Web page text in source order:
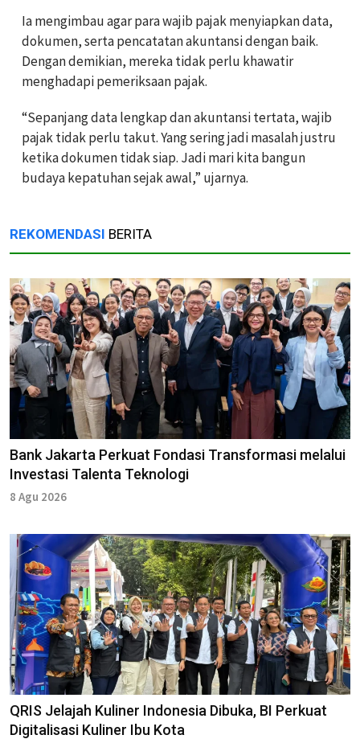
Ia mengimbau agar para wajib pajak menyiapkan data,
dokumen, serta pencatatan akuntansi dengan baik.
Dengan demikian, mereka tidak perlu khawatir
menghadapi pemeriksaan pajak.
“Sepanjang data lengkap dan akuntansi tertata, wajib
pajak tidak perlu takut. Yang sering jadi masalah justru
ketika dokumen tidak siap. Jadi mari kita bangun
budaya kepatuhan sejak awal,” ujarnya.
REKOMENDASI BERITA
Bank Jakarta Perkuat Fondasi Transformasi melalui
Investasi Talenta Teknologi
8 Agu 2026
QRIS Jelajah Kuliner Indonesia Dibuka, BI Perkuat
Digitalisasi Kuliner Ibu Kota